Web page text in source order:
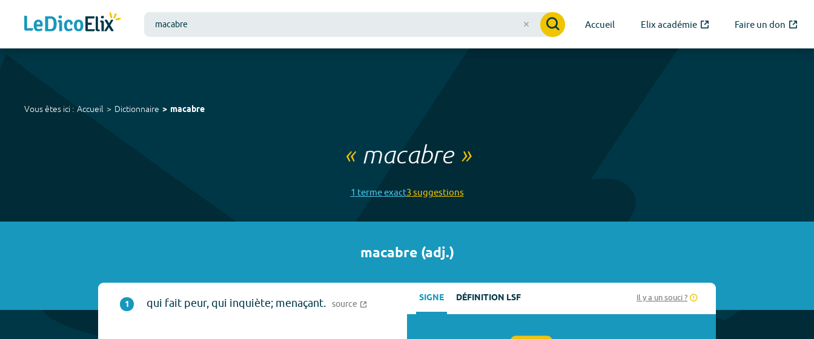
Accueil Elix académie Faire un don
Vous êtes ici : Accueil Dictionnaire macabre
« macabre»
1 termeexact3suggestions
macabre(adj.)
1 qui fait peur, qui inquiète; menaçant. source SIGNE DÉFINITION LSF Il y a un souci ?